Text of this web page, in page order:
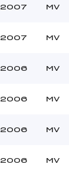
2007 MV
2007 MV
2006 MV
2006 MV
2006 MV
2006 MV